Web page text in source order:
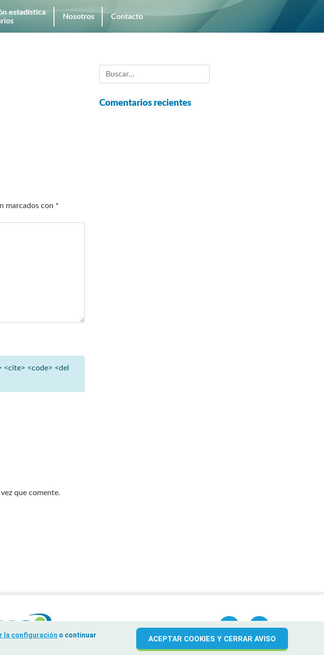
Nosotros
estadística
Nosotros Contacto
marcados con *
<code> <del
que comente.
Comentarios recientes
la configuración o continuar
ACEPTAR COOKIES Y CERRAR AVISO